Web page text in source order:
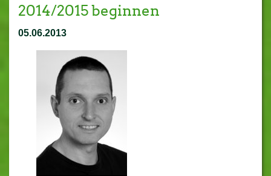
2014/2015 beginnen
05.06.2013